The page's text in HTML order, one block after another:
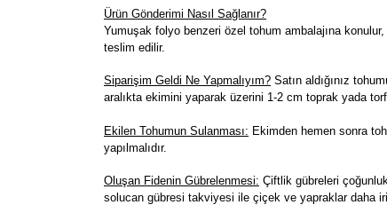
Ürün Gönderimi Nasıl Sağlanır?
Yumuşak folyo benzeri özel tohum ambalajına
teslim edilir.
Siparişim Geldi Ne Yapmalıyım? Satın aldığınız
aralıkta ekimini yaparak üzerini 1-2 cm toprak yada
Ekilen Tohumun Sulanması: Ekimden hemen sonra
yapılmalıdır.
Oluşan Fidenin Gübrelenmesi: Çiftlik gübreleri
solucan gübresi takviyesi ile çiçek ve yapraklar daha